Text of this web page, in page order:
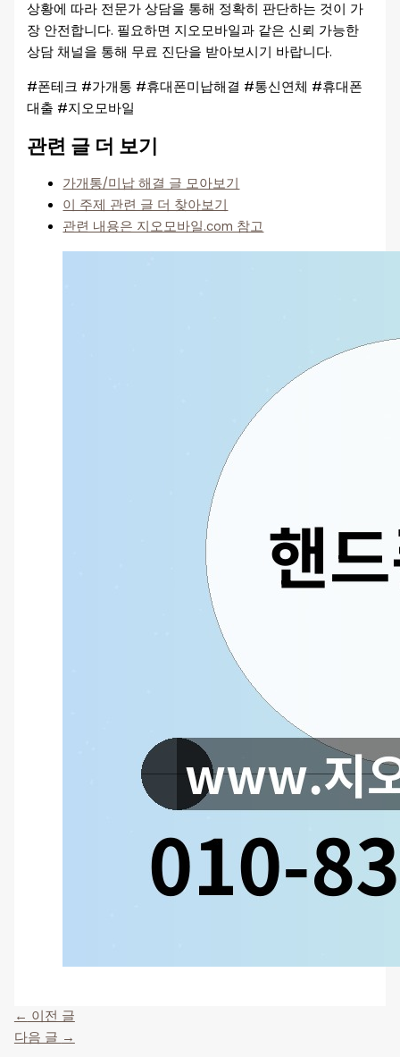
상황에 따라 전문가 상담을 통해 정확히 판단하는 것이 가
장 안전합니다. 필요하면 지오모바일과 같은 신뢰 가능한
상담 채널을 통해 무료 진단을 받아보시기 바랍니다.
#폰테크 #가개통 #휴대폰미납해결 #통신연체 #휴대폰
대출 #지오모바일
관련 글 더 보기
가개통/미납 해결 글 모아보기
이 주제 관련 글 더 찾아보기
관련 내용은 지오모바일.com 참고
← 이전 글
다음 글 →